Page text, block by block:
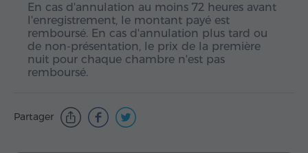
En cas d'annulation au moins 72 heures avant
l'enregistrement, le montant payé est
remboursé. En cas d'annulation plus tard ou
de non-présentation, le prix de la première
nuit pour chaque chambre n'est pas
remboursé.
Partager